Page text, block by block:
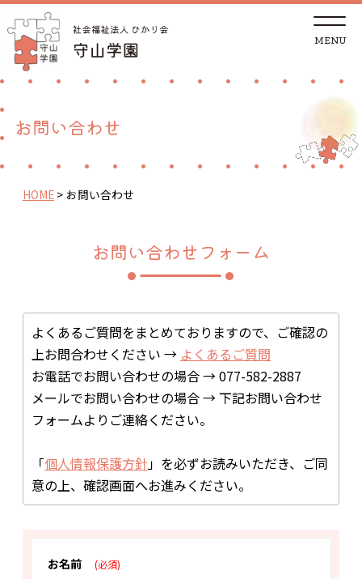
t
g
g
a
トップページ
児童養護施設
里親支援センターしが 湖南支部
採用情報
お問合わせ
お問い合わせ
HOME > お問い合わせ
お問い合わせフォーム
よくあるご質問をまとめておりますので、ご確認の
上お問合わせください → よくあるご質問
お電話でお問い合わせの場合 → 077-582-2887
メールでお問い合わせの場合 → 下記お問い合わせ
フォームよりご連絡ください。
「個人情報保護方針」を必ずお読みいただき、ご同
意の上、確認画面へお進みください。
お名前 (必須)